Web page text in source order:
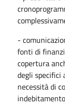
-
fonti di
copertura
degli
necessità di